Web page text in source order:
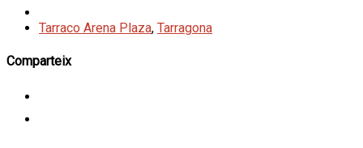
Tarraco Arena Plaza, Tarragona
Comparteix